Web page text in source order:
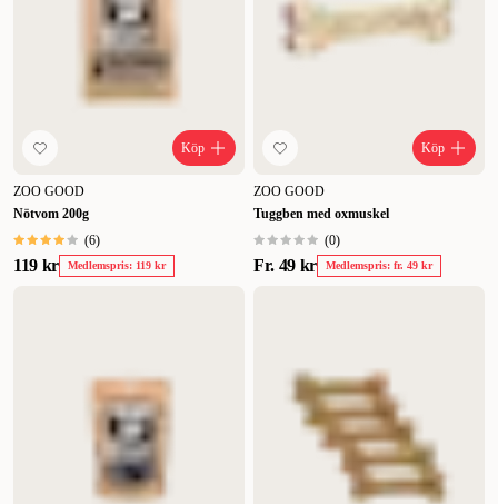
Köp
ZOO GOOD
Nötvom 200g
(6)
119 kr Medlemspris: 119 kr
Köp
ZOO GOOD
Tuggben med oxmuskel
(0)
Fr. 49 kr Medlemspris: fr. 49 kr